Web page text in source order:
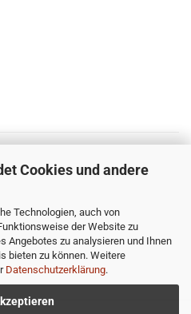
Cookies und andere
Technologien, auch von
der Website zu
Angebotes zu analysieren und Ihnen
bieten zu können. Weitere
Datenschutzerklärung.